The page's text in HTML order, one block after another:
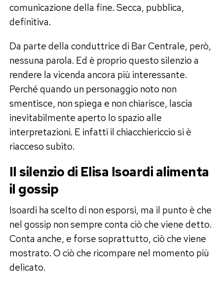
comunicazione della fine. Secca, pubblica,
definitiva.
Da parte della conduttrice di Bar Centrale, però,
nessuna parola. Ed è proprio questo silenzio a
rendere la vicenda ancora più interessante.
Perché quando un personaggio noto non
smentisce, non spiega e non chiarisce, lascia
inevitabilmente aperto lo spazio alle
interpretazioni. E infatti il chiacchiericcio si è
riacceso subito.
Il silenzio di Elisa Isoardi alimenta
il gossip
Isoardi ha scelto di non esporsi, ma il punto è che
nel gossip non sempre conta ciò che viene detto.
Conta anche, e forse soprattutto, ciò che viene
mostrato. O ciò che ricompare nel momento più
delicato.